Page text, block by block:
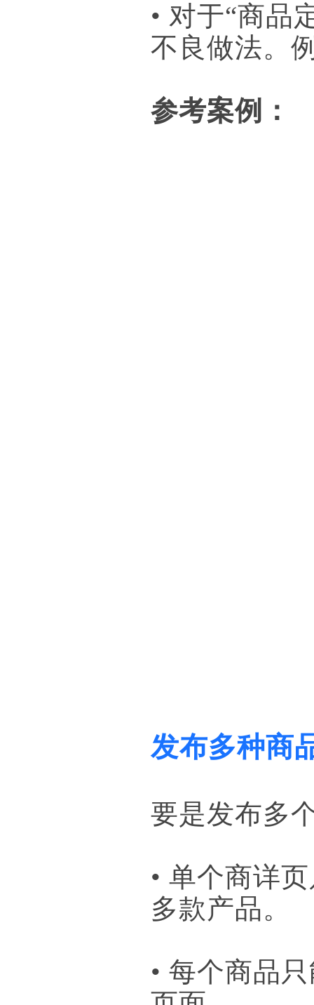
• 对于“商品
不良做法。
参考案例：
发布多种商
要是发布多
• 单个商详
多款产品。
• 每个商品